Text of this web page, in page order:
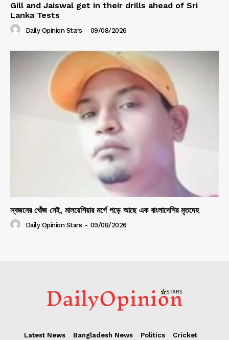
Gill and Jaiswal get in their drills ahead of Sri
Lanka Tests
Daily Opinion Stars - 09/08/2026
স্বজনের খোঁজ নেই, মালয়েশিয়ার মর্গে পড়ে আছে এক বাংলাদেশির মৃতদেহ
Daily Opinion Stars - 09/08/2026
Latest News Bangladesh News Politics
Cricket